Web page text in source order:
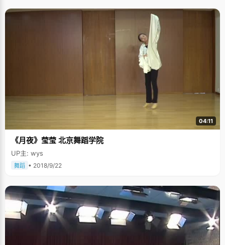
04:11
《月夜》莹莹 北京舞蹈学院
UP主: wys
舞蹈 • 2018/9/22